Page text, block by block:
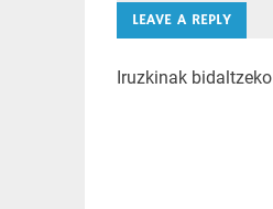
nabigatu
LEAVE A REPLY
Iruzkinak bidaltzeko